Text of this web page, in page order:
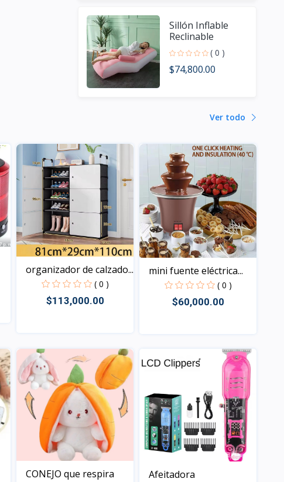
Sillón Inflable
Reclinable
( 0 )
$74,800.00
Ver todo
organizador de calzado...
( 0 )
$113,000.00
mini fuente eléctrica...
( 0 )
$60,000.00
CONEJO que respira Afeitadora